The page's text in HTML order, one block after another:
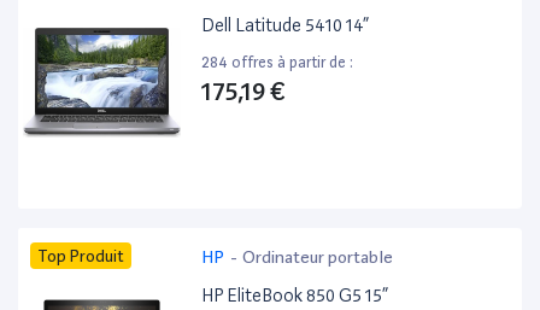
Dell Latitude 5410 14”
284 offres à partir de :
175,19 €
Top Produit HP - Ordinateur portable
HP EliteBook 850 G5 15”